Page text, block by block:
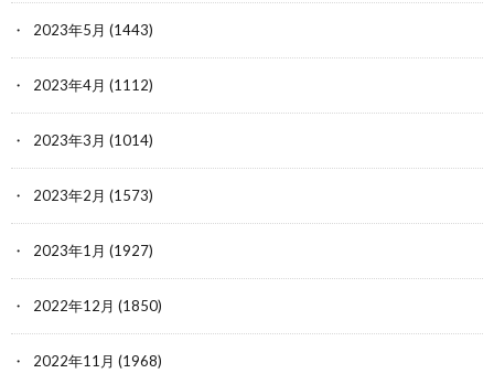
2023年5月 (1443)
2023年4月 (1112)
2023年3月 (1014)
2023年2月 (1573)
2023年1月 (1927)
2022年12月 (1850)
2022年11月 (1968)